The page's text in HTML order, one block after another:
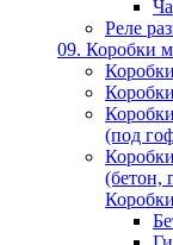
Реле
09. Коробки
(под
(бетон,